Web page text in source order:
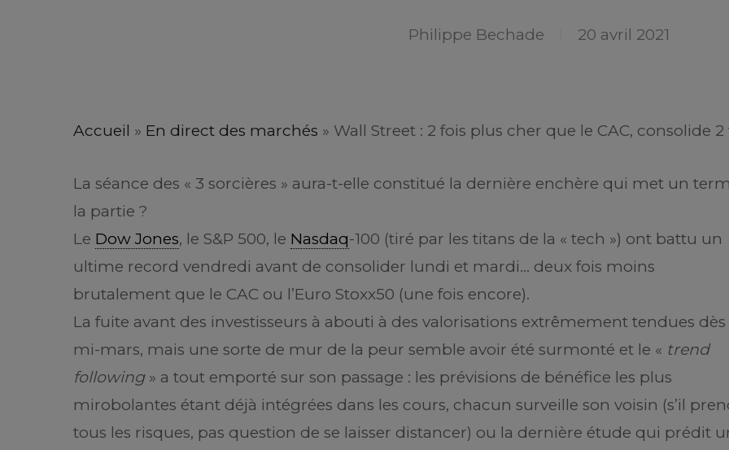
Philippe Bechade 20 avril 2021
Accueil » En direct des marchés » Wall Street : 2 fois plus cher que le CAC, consolide
La séance des « 3 sorcières » aura-t-elle constitué la dernière enchère qui met un
la partie ?
Le Dow Jones, le S&P 500, le Nasdaq-100 (tiré par les titans de la « tech ») ont battu un
ultime record vendredi avant de consolider lundi et mardi… deux fois moins
brutalement que le CAC ou l’Euro Stoxx50 (une fois encore).
La fuite avant des investisseurs à abouti à des valorisations extrêmement tendues dès
mi-mars, mais une sorte de mur de la peur semble avoir été surmonté et le « trend
following» a tout emporté sur son passage : les prévisions de bénéfice les plus
mirobolantes étant déjà intégrées dans les cours, chacun surveille son voisin (s’il
tous les risques, pas question de se laisser distancer) ou la dernière étude qui prédit